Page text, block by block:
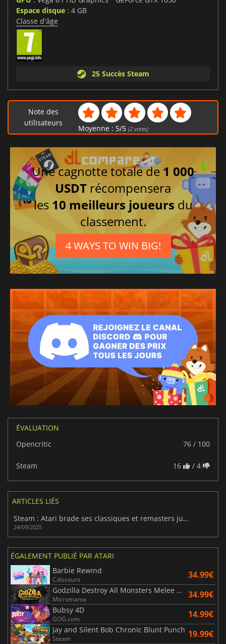
Espace disque : 4 GB
Classe d'âge
25 Succès Steam
Note des
utilisateurs
Moyenne : 5/5 (2votes)
Une cagnotte totale de 1 000
USDT récompensera
les 10 meilleurs joueurs du
classement.
4 WAYS TO WIN BIG!
ÉVALUATION
Opencritic
76 / 100
Steam 16 / 4
ARTICLES LIÉS
Steam : Atari brade ses classiques et remasters jusqu’à -85 %
24/09/2025
ÉGALEMENT PUBLIÉ PAR ATARI
Barbie Rewind
Cdiscount 34.99€
Godzilla Destroy All Monsters Melee Remastered
Micromania 34.99€
Bubsy 4D
GOG.com 14.99€
Jay and Silent Bob Chronic Blunt Punch
Steam 19.99€